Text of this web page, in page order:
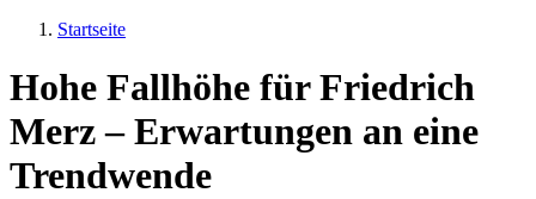
Startseite
Hohe Fallhöhe für Friedrich
Merz – Erwartungen an eine
Trendwende